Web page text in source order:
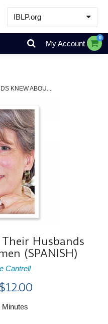
IBLP.org
Learn
Events & Resources
Store
My Account
0
KNEW ABOU...
Husbands
(SPANISH)
Cantrell
Minutes